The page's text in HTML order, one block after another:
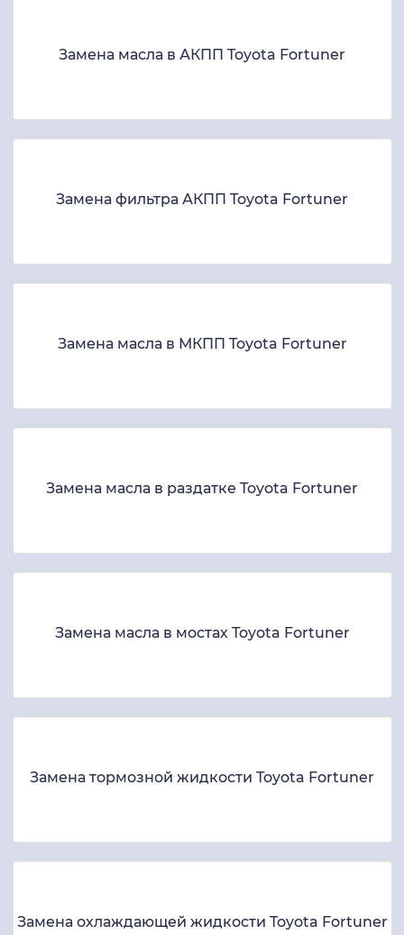
Замена масла в АКПП Toyota Fortuner
Замена фильтра АКПП Toyota Fortuner
Замена масла в МКПП Toyota Fortuner
Замена масла в раздатке Toyota Fortuner
Замена масла в мостах Toyota Fortuner
Замена тормозной жидкости Toyota Fortuner
Замена охлаждающей жидкости Toyota Fortuner